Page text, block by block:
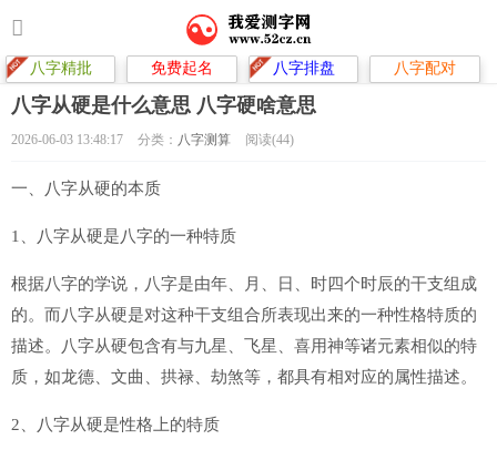
八字精批 免费起名 八字排盘 八字配对
八字从硬是什么意思 八字硬啥意思
2026-06-03 13:48:17 分类： 八字测算 阅读(44)
一、八字从硬的本质
1、八字从硬是八字的一种特质
根据八字的学说，八字是由年、月、日、时四个时辰的干支组成
的。而八字从硬是对这种干支组合所表现出来的一种性格特质的
描述。八字从硬包含有与九星、飞星、喜用神等诸元素相似的特
质，如龙德、文曲、拱禄、劫煞等，都具有相对应的属性描述。
2、八字从硬是性格上的特质